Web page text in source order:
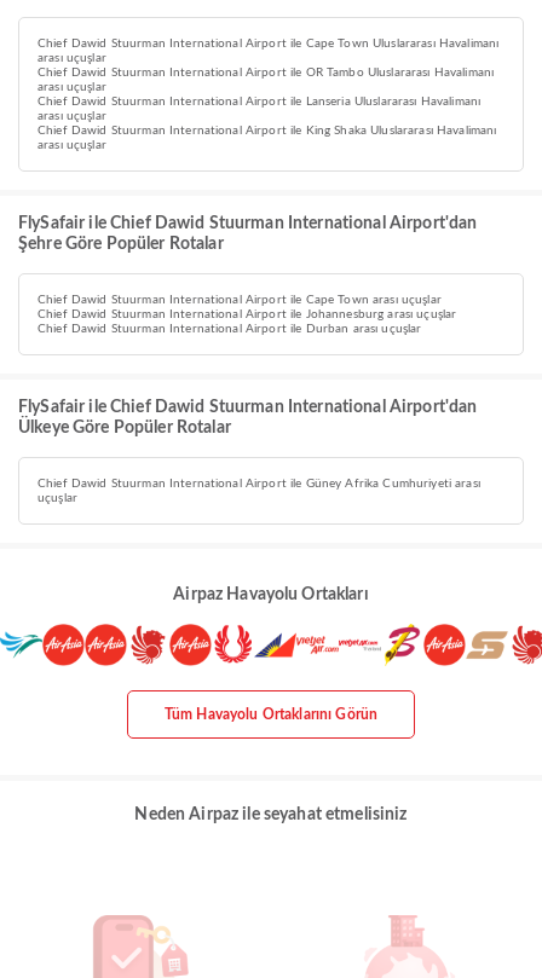
Chief Dawid Stuurman International Airport ile Cape Town Uluslararası Havalimanı
arası uçuşlar
Chief Dawid Stuurman International Airport ile OR Tambo Uluslararası Havalimanı
arası uçuşlar
Chief Dawid Stuurman International Airport ile Lanseria Uluslararası Havalimanı
arası uçuşlar
Chief Dawid Stuurman International Airport ile King Shaka Uluslararası Havalimanı
arası uçuşlar
FlySafair ile Chief Dawid Stuurman International Airport'dan
Şehre Göre Popüler Rotalar
Chief Dawid Stuurman International Airport ile Cape Town arası uçuşlar
Chief Dawid Stuurman International Airport ile Johannesburg arası uçuşlar
Chief Dawid Stuurman International Airport ile Durban arası uçuşlar
FlySafair ile Chief Dawid Stuurman International Airport'dan
Ülkeye Göre Popüler Rotalar
Chief Dawid Stuurman International Airport ile Güney Afrika Cumhuriyeti arası
uçuşlar
Airpaz Havayolu Ortakları
Tüm Havayolu Ortaklarını Görün
Neden Airpaz ile seyahat etmelisiniz